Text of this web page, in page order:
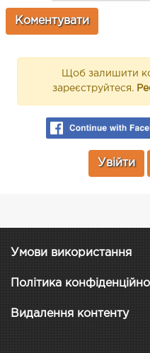
Щоб залишити
зареєструйтеся.
Увійти
Умови використання
Політика
Видалення контенту